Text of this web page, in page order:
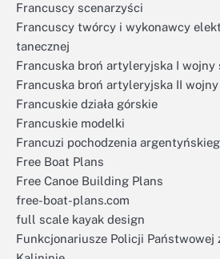
Francuscy scenarzyści
Francuscy twórcy i wykonawcy
tanecznej
Francuska broń artyleryjska I wojny
Francuska broń artyleryjska II
Francuskie działa górskie
Francuskie modelki
Francuzi pochodzenia
Free Boat Plans
Free Canoe Building Plans
free-boat-plans.com
full scale kayak design
Funkcjonariusze Policji Państwowej